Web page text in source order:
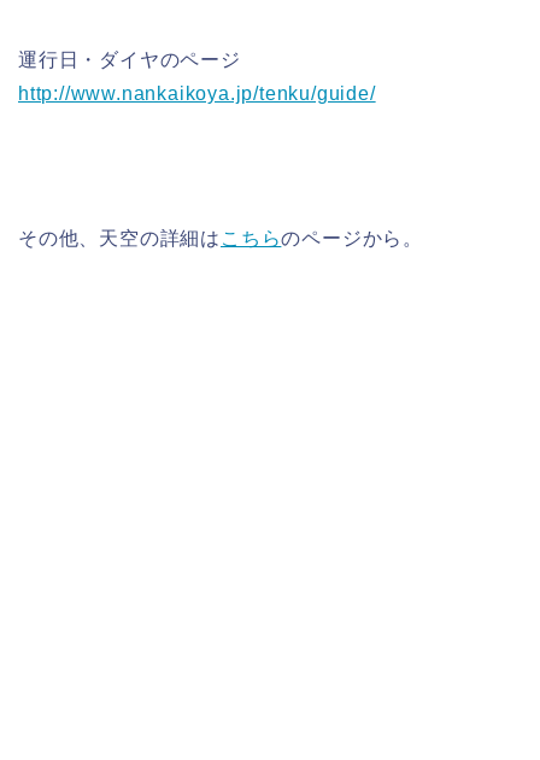
運行日・ダイヤのページ
http://www.nankaikoya.jp/tenku/guide/
その他、天空の詳細は こちらのページから。